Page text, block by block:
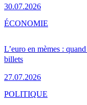
30.07.2026
L’euro en mèmes :
billets
27.07.2026
ÉCONOMIE
POLITIQUE